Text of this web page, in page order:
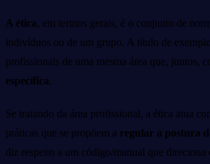
A ética, em termos gerais, é o conjunto de
indivíduos ou de um grupo. A título de
profissionais de uma mesma área que, juntos,
específica.
Se tratando da área profissional, a ética atua
práticas que se propõem a regular a postura
diz respeito a um código/manual que direciona